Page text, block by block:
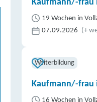
Kaufmann/-frau
19 Wochen in
07.09.2026 (+
Weiterbildung
Kaufmann/-frau
16 Wochen in